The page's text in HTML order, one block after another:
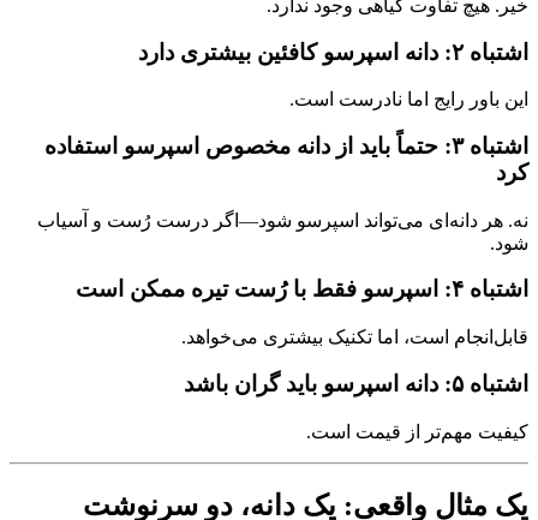
خیر. هیچ تفاوت گیاهی وجود ندارد.
اشتباه ۲: دانه اسپرسو کافئین بیشتری دارد
این باور رایج اما نادرست است.
اشتباه ۳: حتماً باید از دانه مخصوص اسپرسو استفاده
کرد
نه. هر دانه‌ای می‌تواند اسپرسو شود—اگر درست رُست و آسیاب
شود.
اشتباه ۴: اسپرسو فقط با رُست تیره ممکن است
قابل‌انجام است، اما تکنیک بیشتری می‌خواهد.
اشتباه ۵: دانه اسپرسو باید گران باشد
کیفیت مهم‌تر از قیمت است.
یک مثال واقعی: یک دانه، دو سرنوشت